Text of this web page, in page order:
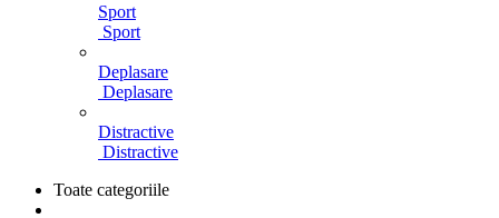
Sport
Sport
Deplasare
Deplasare
Distractive
Distractive
Toate categoriile